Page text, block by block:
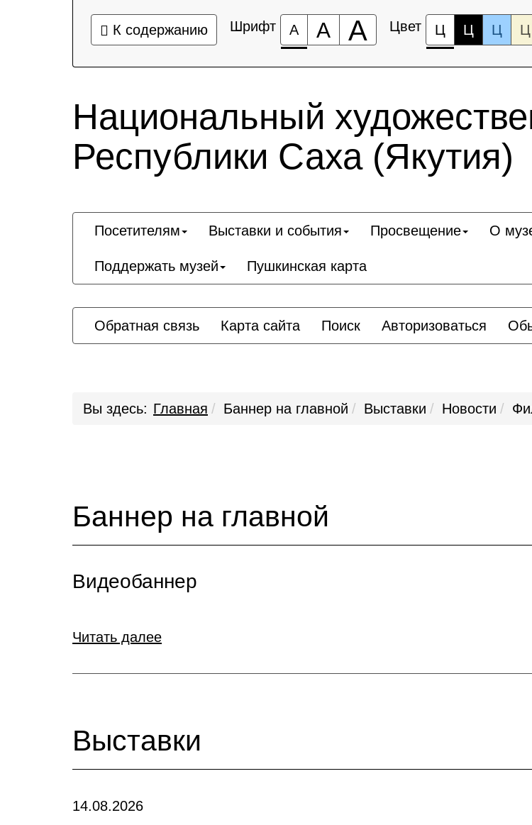
К содержанию Шрифт А А А Цвет Ц Ц Ц Ц
Национальный
Республики Саха (Якутия)
Посетителям Выставки и события Просвещение О
Поддержать музей Пушкинская карта
Обратная связь Карта сайта Поиск Авторизоваться
Вы здесь: Главная Баннер на главной Выставки Новости
Баннер на главной
Видеобаннер
Читать далее
Выставки
14.08.2026